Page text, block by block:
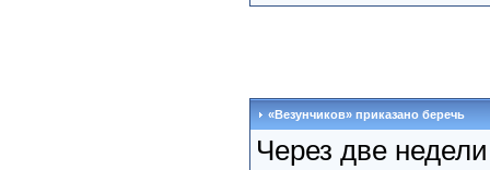
«Везунчиков» приказано беречь
Через две недели